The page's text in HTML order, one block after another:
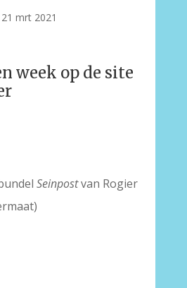
21 mrt 2021
week op de site
Seinpostvan Rogier